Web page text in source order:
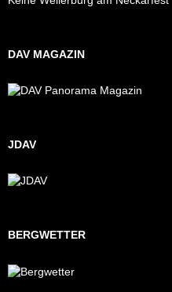
DAV MAGAZIN
JDAV
BERGWETTER